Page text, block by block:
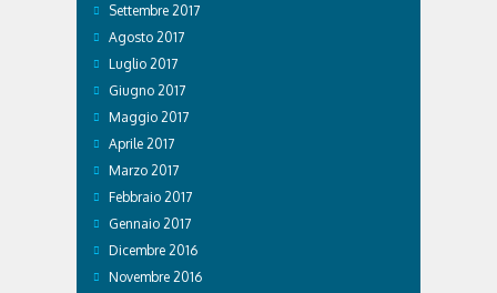
Settembre 2017
Agosto 2017
Luglio 2017
Giugno 2017
Maggio 2017
Aprile 2017
Marzo 2017
Febbraio 2017
Gennaio 2017
Dicembre 2016
Novembre 2016